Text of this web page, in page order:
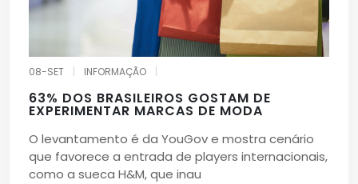
08-SET INFORMAÇÃO
63% DOS BRASILEIROS GOSTAM DE
EXPERIMENTAR MARCAS DE MODA
O levantamento é da YouGov e mostra cenário
que favorece a entrada de players internacionais,
como a sueca H&M, que inau